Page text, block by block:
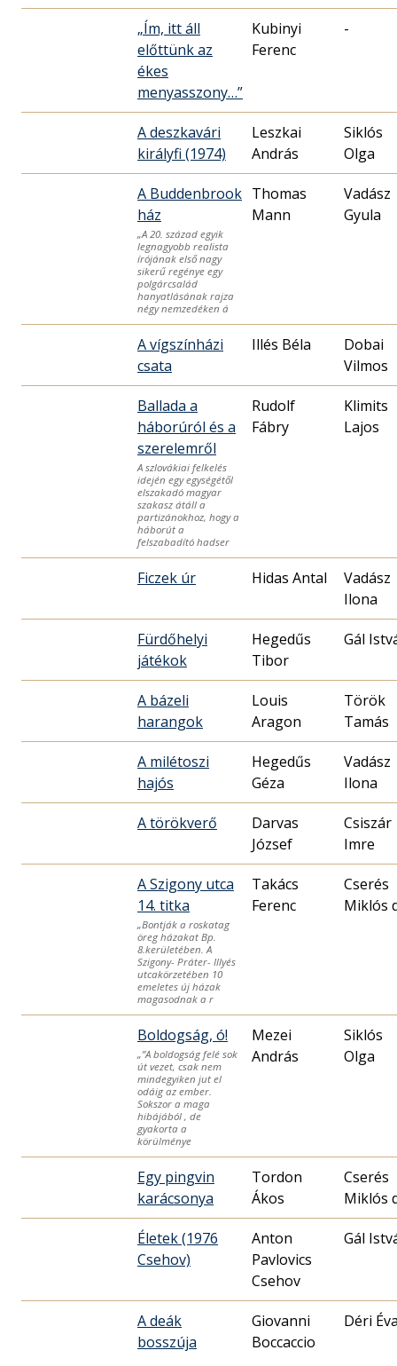
„Ím, itt áll
előttünk az
ékes
menyasszony…”
Kubinyi
Ferenc
-
A deszkavári
királyfi (1974)
Leszkai
András
Siklós
Olga
A Buddenbrook
ház
„A 20. század egyik
legnagyobb realista
írójának első nagy
sikerű regénye egy
polgárcsalád
hanyatlásának rajza
négy nemzedéken á
Thomas
Mann
Vadász
Gyula
A vígszínházi
csata
Illés Béla
Dobai
Vilmos
Ballada a
háborúról és a
szerelemről
A szlovákiai felkelés
idején egy egységétől
elszakadó magyar
szakasz átáll a
partizánokhoz, hogy a
háborút a
felszabadító hadser
Rudolf
Fábry
Klimits
Lajos
Ficzek úr Hidas Antal
Vadász
Ilona
Fürdőhelyi
játékok
Hegedűs
Tibor
Gál
A bázeli
harangok
Louis
Aragon
Török
Tamás
A milétoszi
hajós
Hegedűs
Géza
Vadász
Ilona
A törökverő
Darvas
József
Csiszár
Imre
A Szigony utca
14. titka
„Bontják a roskatag
öreg házakat Bp.
8.kerületében. A
Szigony- Práter- Illyés
utcakörzetében 10
emeletes új házak
magasodnak a r
Takács
Ferenc
Cserés
Miklós
Boldogság, ó!
„”A boldogság felé sok
út vezet, csak nem
mindegyiken jut el
odáig az ember.
Sokszor a maga
hibájából , de
gyakorta a
körülménye
Mezei
András
Siklós
Olga
Egy pingvin
karácsonya
Tordon
Ákos
Cserés
Miklós
Életek (1976
Csehov)
Anton
Pavlovics
Csehov
Gál
A deák
bosszúja
Giovanni
Boccaccio
Déri